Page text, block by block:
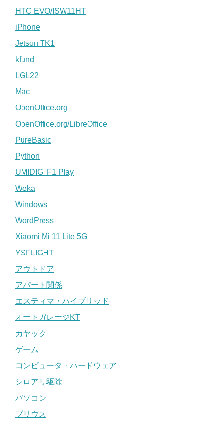
HTC EVO/ISW11HT
iPhone
Jetson TK1
kfund
LGL22
Mac
OpenOffice.org
OpenOffice.org/LibreOffice
PureBasic
Python
UMIDIGI F1 Play
Weka
Windows
WordPress
Xiaomi Mi 11 Lite 5G
YSFLIGHT
アウトドア
アパート関係
エスティマ・ハイブリッド
オートガレージKT
カヤック
ゲーム
コンピュータ・ハードウェア
シロアリ駆除
パソコン
プリウス